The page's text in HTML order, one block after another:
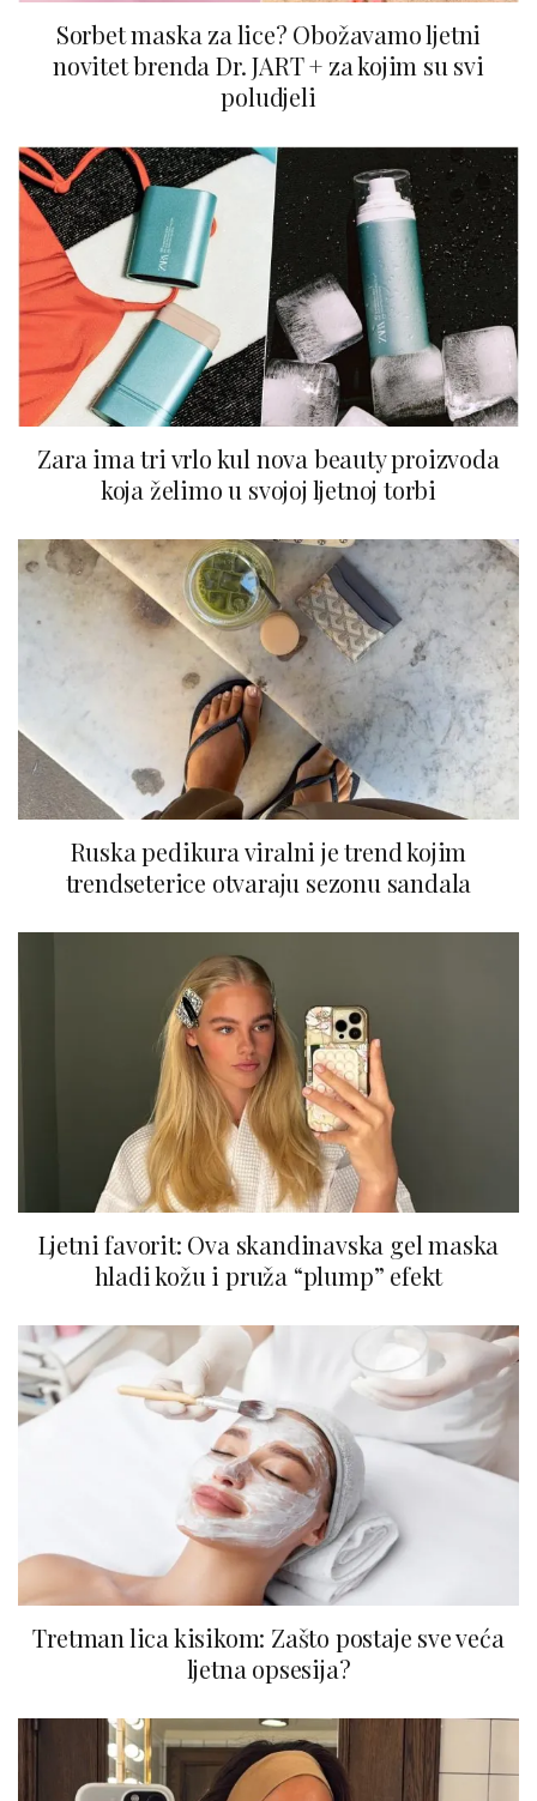
Sorbet maska za lice? Obožavamo ljetni
novitet brenda Dr. JART + za kojim su svi
poludjeli
Zara ima tri vrlo kul nova beauty proizvoda
koja želimo u svojoj ljetnoj torbi
Ruska pedikura viralni je trend kojim
trendseterice otvaraju sezonu sandala
Ljetni favorit: Ova skandinavska gel maska
hladi kožu i pruža “plump” efekt
Tretman lica kisikom: Zašto postaje sve veća
ljetna opsesija?